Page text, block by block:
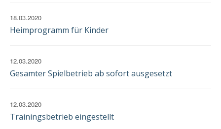
18.03.2020
Heimprogramm für Kinder
12.03.2020
Gesamter Spielbetrieb ab sofort ausgesetzt
12.03.2020
Trainingsbetrieb eingestellt